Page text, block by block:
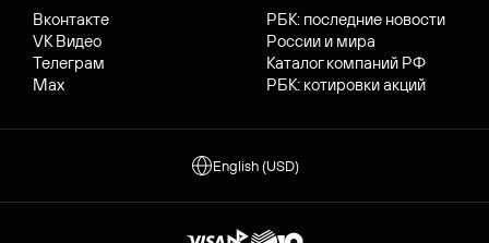
Вконтакте
VK Видео
Телеграм
Max
РБК: последние новости
России и мира
Каталог компаний РФ
РБК: котировки акций
English (USD)